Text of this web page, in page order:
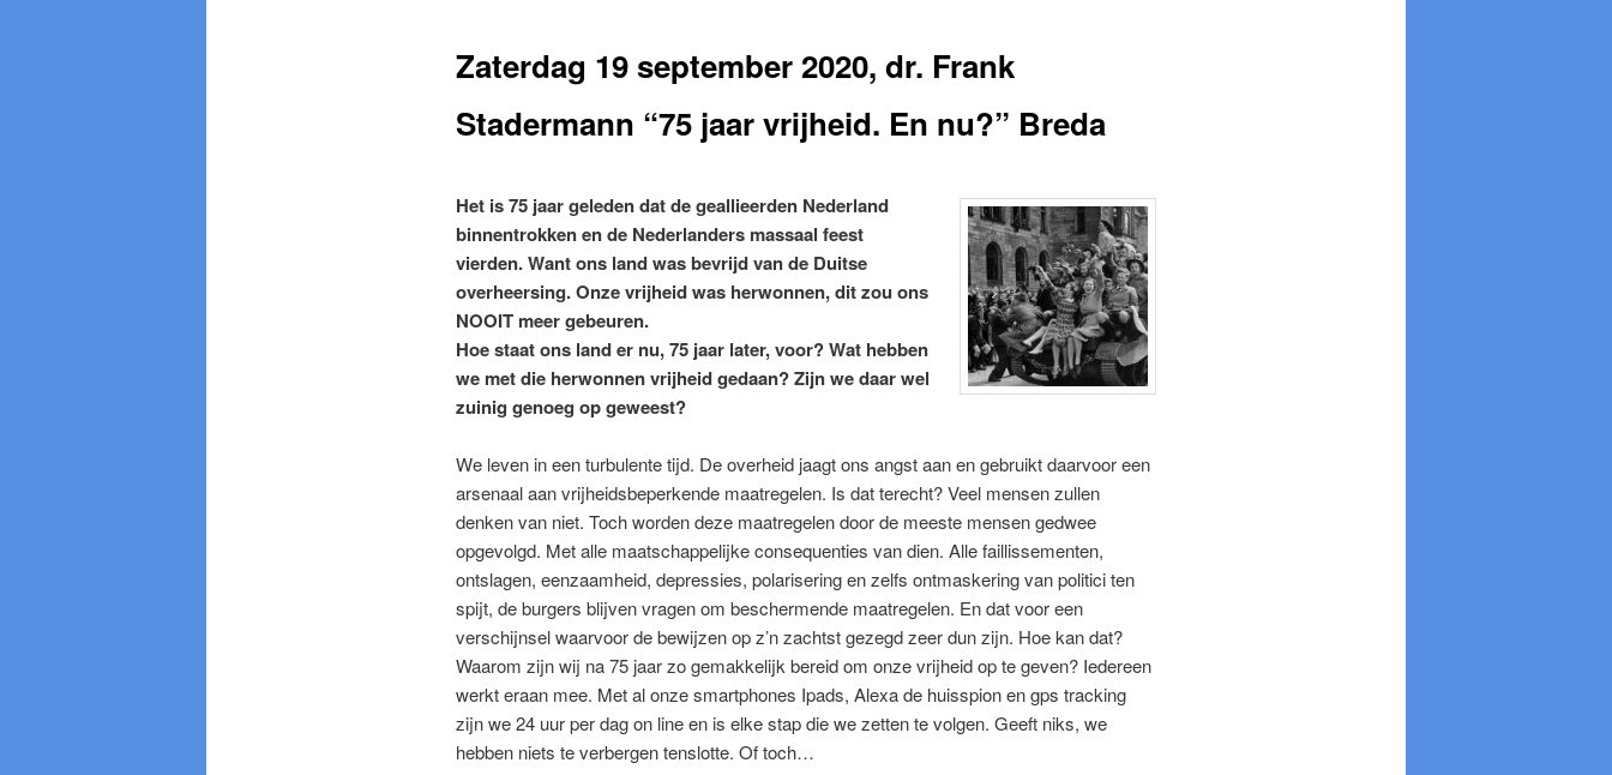
Zaterdag 19 september 2020, dr. Frank
Stadermann “75 jaar vrijheid. En nu?” Breda
Het is 75 jaar geleden dat de geallieerden Nederland
binnentrokken en de Nederlanders massaal feest
vierden. Want ons land was bevrijd van de Duitse
overheersing. Onze vrijheid was herwonnen, dit zou ons
NOOIT meer gebeuren.
Hoe staat ons land er nu, 75 jaar later, voor? Wat hebben
we met die herwonnen vrijheid gedaan? Zijn we daar wel
zuinig genoeg op geweest?
We leven in een turbulente tijd. De overheid jaagt ons angst aan en gebruikt daarvoor een
arsenaal aan vrijheidsbeperkende maatregelen. Is dat terecht? Veel mensen zullen
denken van niet. Toch worden deze maatregelen door de meeste mensen gedwee
opgevolgd. Met alle maatschappelijke consequenties van dien. Alle faillissementen,
ontslagen, eenzaamheid, depressies, polarisering en zelfs ontmaskering van politici ten
spijt, de burgers blijven vragen om beschermende maatregelen. En dat voor een
verschijnsel waarvoor de bewijzen op z’n zachtst gezegd zeer dun zijn. Hoe kan dat?
Waarom zijn wij na 75 jaar zo gemakkelijk bereid om onze vrijheid op te geven? Iedereen
werkt eraan mee. Met al onze smartphones Ipads, Alexa de huisspion en gps tracking
zijn we 24 uur per dag on line en is elke stap die we zetten te volgen. Geeft niks, we
hebben niets te verbergen tenslotte. Of toch…